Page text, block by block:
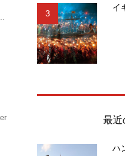
3
イ
最
ハ